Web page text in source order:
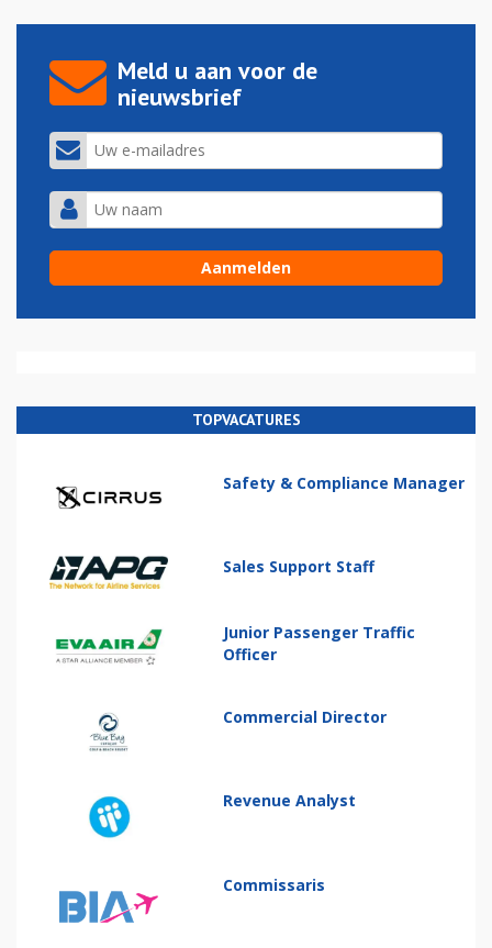
Meld u aan voor de
nieuwsbrief
TOPVACATURES
Safety & Compliance Manager
Sales Support Staff
Junior Passenger Traffic
Officer
Commercial Director
Revenue Analyst
Commissaris